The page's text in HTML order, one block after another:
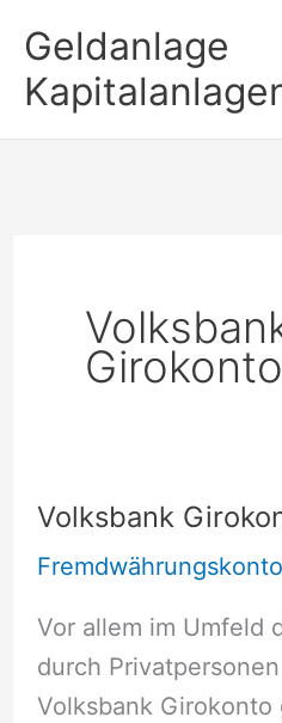
Inhalt
springen
Geldanlage
Girokonto
Volksbank
Fremdwährungskonto
Vor allem im Umfeld
durch
Volksbank Girokonto